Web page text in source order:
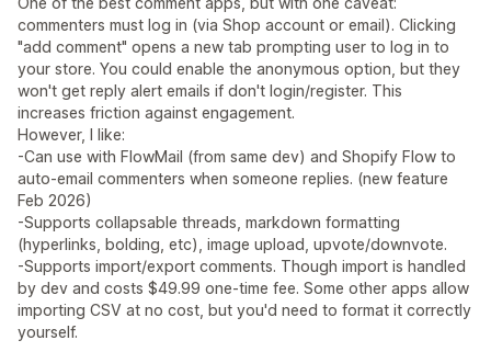
commenters must log in (via Shop account or email). Clicking
"add comment" opens a new tab prompting user to log in to
your store. You could enable the anonymous option, but they
won't get reply alert emails if don't login/register. This
increases friction against engagement.
However, I like:
-Can use with FlowMail (from same dev) and Shopify Flow to
auto-email commenters when someone replies. (new feature
Feb 2026)
-Supports collapsable threads, markdown formatting
(hyperlinks, bolding, etc), image upload, upvote/downvote.
-Supports import/export comments. Though import is handled
by dev and costs $49.99 one-time fee. Some other apps allow
importing CSV at no cost, but you'd need to format it correctly
yourself.